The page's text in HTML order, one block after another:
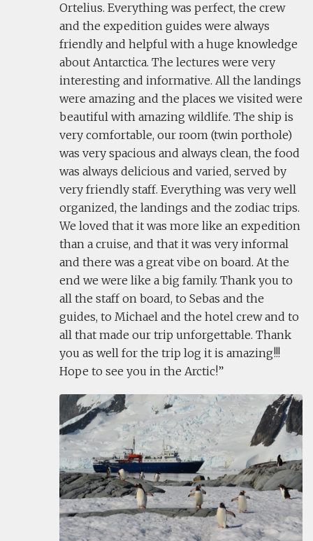
Ortelius. Everything was perfect, the crew
and the expedition guides were always
friendly and helpful with a huge knowledge
about Antarctica. The lectures were very
interesting and informative. All the landings
were amazing and the places we visited were
beautiful with amazing wildlife. The ship is
very comfortable, our room (twin porthole)
was very spacious and always clean, the food
was always delicious and varied, served by
very friendly staff. Everything was very well
organized, the landings and the zodiac trips.
We loved that it was more like an expedition
than a cruise, and that it was very informal
and there was a great vibe on board. At the
end we were like a big family. Thank you to
all the staff on board, to Sebas and the
guides, to Michael and the hotel crew and to
all that made our trip unforgettable. Thank
you as well for the trip log it is amazing!!!
Hope to see you in the Arctic!